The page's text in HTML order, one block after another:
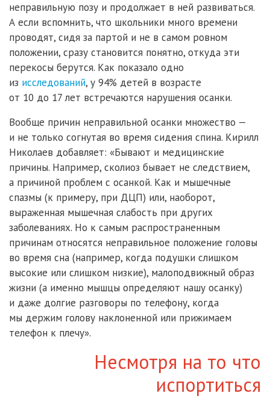
неправильную позу и продолжает в ней развиваться.
А если вспомнить, что школьники много времени
проводят, сидя за партой и не в самом ровном
положении, сразу становится понятно, откуда эти
перекосы берутся. Как показало одно
из исследований, у 94% детей в возрасте
от 10 до 17 лет встречаются нарушения осанки.
Вообще причин неправильной осанки множество —
и не только согнутая во время сидения спина. Кирилл
Николаев добавляет: «Бывают и медицинские
причины. Например, сколиоз бывает не следствием,
а причиной проблем с осанкой. Как и мышечные
спазмы (к примеру, при ДЦП) или, наоборот,
выраженная мышечная слабость при других
заболеваниях. Но к самым распространенным
причинам относятся неправильное положение головы
во время сна (например, когда подушки слишком
высокие или слишком низкие), малоподвижный образ
жизни (а именно мышцы определяют нашу осанку)
и даже долгие разговоры по телефону, когда
мы держим голову наклоненной или прижимаем
телефон к плечу».
Несмотря на то что
испортиться